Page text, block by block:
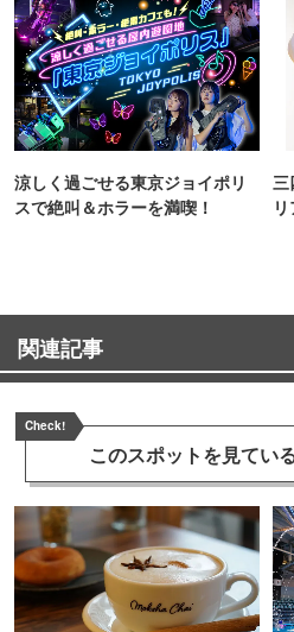
涼しく過ごせる東京ジョイポリ
スで絶叫＆ホラーを満喫！
三
関連記事
Check!
このスポットを見てい